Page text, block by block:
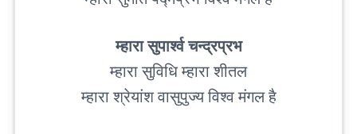
म्हारा सुपार्श्व चन्द्रप्रभ
म्हारा सुविधि म्हारा शीतल
म्हारा श्रेयांश वासुपुज्य विश्व मंगल है